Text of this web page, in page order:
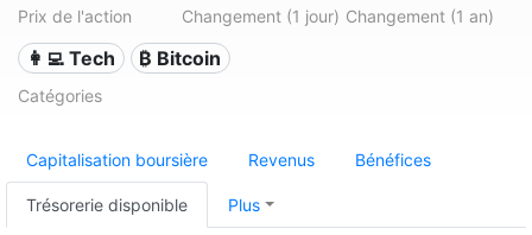
Prix de l'action Changement (1 jour) Changement (1 an)
👩‍💻 Tech ₿ Bitcoin
Catégories
Capitalisation boursière Revenus Bénéfices
Trésorerie disponible Plus